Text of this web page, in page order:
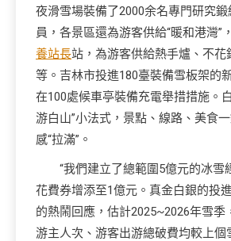
夜滑雪場裝備了2000余名專門研究
員，各景區還為游客供給“暖和港灣”
養站長站，為游客供給熱手爐、不花
等。吉林市投進180臺裝備雪板架的
在100處候車亭裝備充電舉措措施。
游白山”小法式，景點、線路、美食
感“拉滿”。
“我們建立了總範圍5億元的冰雪
花費券增添至1億元。真金白銀的投
的熱鬧回應，估計2025~2026年雪季
游主人次、游客出游總破費均較上個